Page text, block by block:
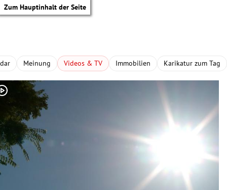
Zum Hauptinhalt der Seite
Meinung Videos & TV Immobilien Karikatur zum Tag